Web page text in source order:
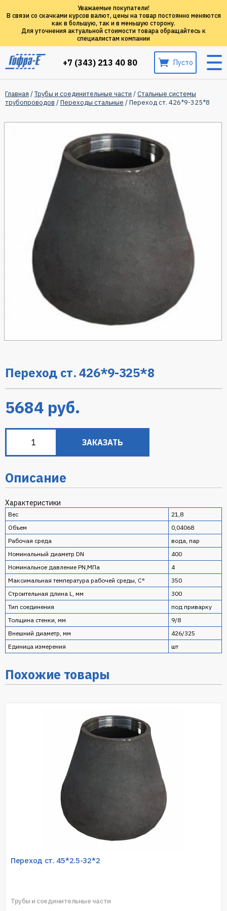
Уважаемые покупатели!
В связи со скачками курсов валют, цены на товар постоянно меняются
как в большую, так и в меньшую сторону.
Для уточнения актуальной стоимости товара обращайтесь к
специалистам компании
+7 (343) 213 40 80 Пусто
Главная /Трубы и соединительные части /Стальные системы
трубопроводов /Переходы стальные / Переход ст. 426*9-325*8
Переход ст. 426*9-325*8
5684 руб.
ЗАКАЗАТЬ
Описание
Характеристики
Вес
21,8
Объем
0,04068
Рабочая среда
вода, пар
Номинальный диаметр DN
400
Номинальное давление PN,МПа
4
Максимальная температура рабочей среды, С°
350
Строительная длина L, мм
300
Тип соединения
под приварку
Толщина стенки, мм
9/8
Внешний диаметр, мм
426/325
Единица измерения
шт
Похожие товары
Переход ст. 45*2.5-32*2
Трубы и соединительные части